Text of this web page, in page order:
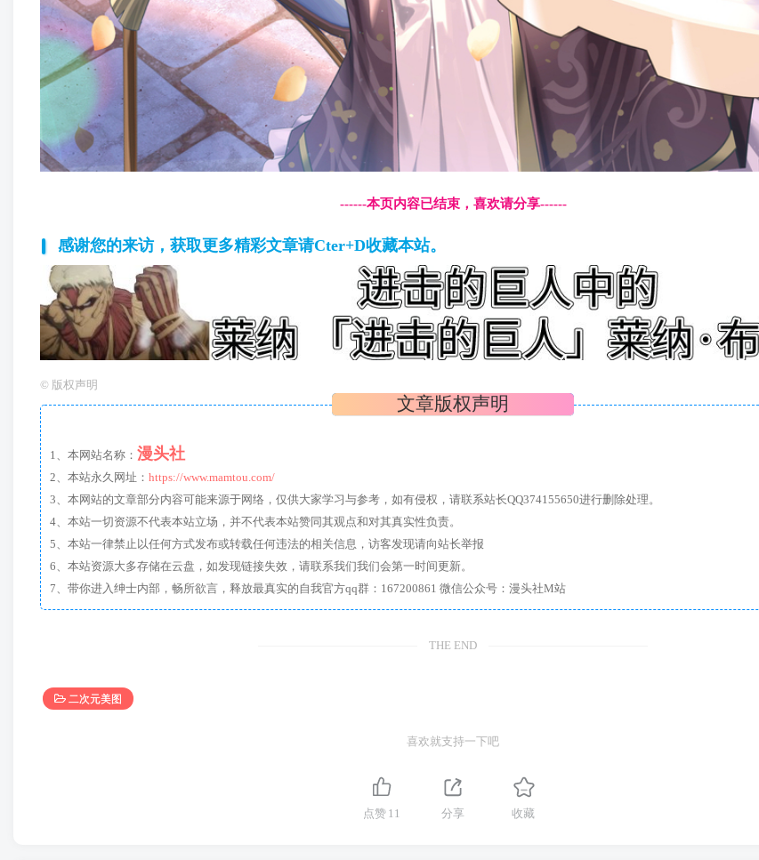
------本页内容已结束，喜欢请分享------
感谢您的来访，获取更多精彩文章请Cter+D收藏本站。
© 版权声明
文章版权声明
1、本网站名称： 漫头社
2、本站永久网址： https://www.mamtou.com/
3、本网站的文章部分内容可能来源于网络，仅供大家学习与参考，如有侵权，请联系站长QQ374155650进行删除处理。
4、本站一切资源不代表本站立场，并不代表本站赞同其观点和对其真实性负责。
5、本站一律禁止以任何方式发布或转载任何违法的相关信息，访客发现请向站长举报
6、本站资源大多存储在云盘，如发现链接失效，请联系我们我们会第一时间更新。
7、带你进入绅士内部，畅所欲言，释放最真实的自我官方qq群：167200861 微信公众号：漫头社M站
THE END
二次元美图
喜欢就支持一下吧
点赞 11 分享 收藏